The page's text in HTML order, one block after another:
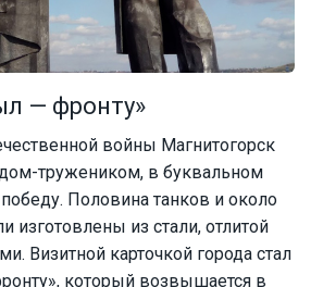
— фронту»
войны Магнитогорск
тружеником, в буквальном
Половина танков и около
изготовлены из стали, отлитой
Визитной карточкой города стал
который возвышается в